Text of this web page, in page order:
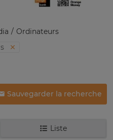
Ordinateurs
Sauvegarder la recherche
Liste